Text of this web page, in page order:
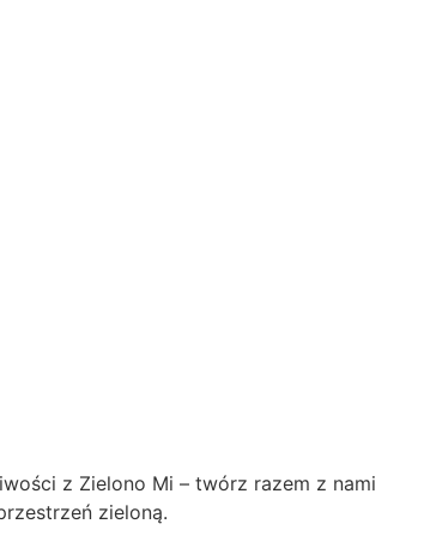
z Zielono Mi – twórz razem z nami
zieloną.